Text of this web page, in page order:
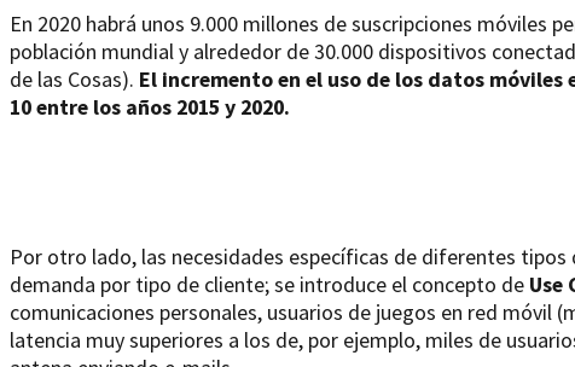
En 2020 habrá unos 9.000 millones de suscripciones móviles
población mundial y alrededor de 30.000 dispositivos
de las Cosas). El incremento en el uso de los datos
10 entre los años 2015 y 2020.
Por otro lado, las necesidades específicas de diferentes
demanda por tipo de cliente; se introduce el concepto de Use
comunicaciones personales, usuarios de juegos en red móvil
latencia muy superiores a los de, por ejemplo, miles de